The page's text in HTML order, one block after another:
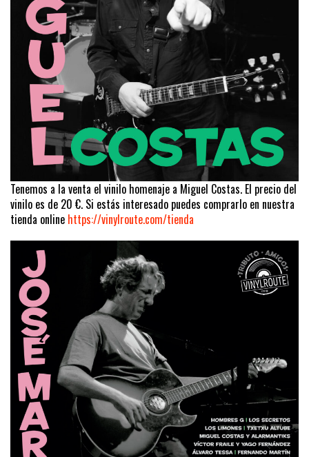
Tenemos a la venta el vinilo homenaje a Miguel Costas. El precio del
vinilo es de 20 €. Si estás interesado puedes comprarlo en nuestra
tienda online https://vinylroute.com/tienda